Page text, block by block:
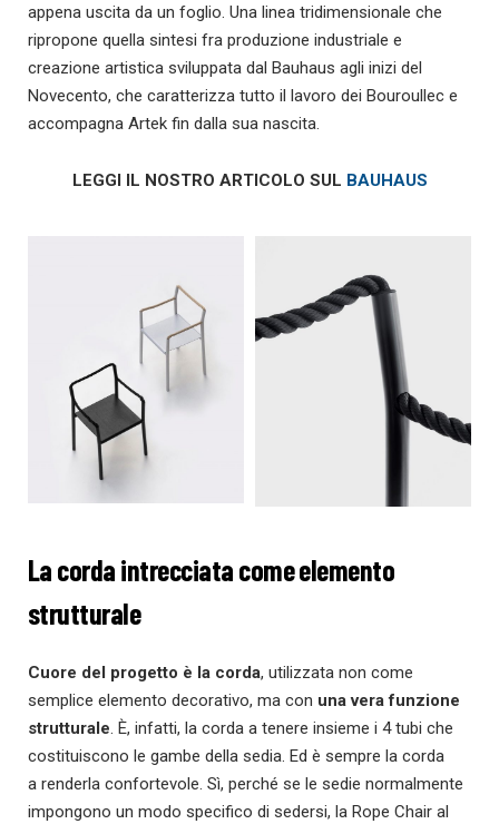
appena uscita da un foglio. Una linea tridimensionale che
ripropone quella sintesi fra produzione industriale e
creazione artistica sviluppata dal Bauhaus agli inizi del
Novecento, che caratterizza tutto il lavoro dei Bouroullec e
accompagna Artek fin dalla sua nascita.
LEGGI IL NOSTRO ARTICOLO SUL BAUHAUS
La corda intrecciata come elemento
strutturale
Cuore del progetto è la corda, utilizzata non come
semplice elemento decorativo, ma con una vera funzione
strutturale. È, infatti, la corda a tenere insieme i 4 tubi che
costituiscono le gambe della sedia. Ed è sempre la corda
a renderla confortevole. Sì, perché se le sedie normalmente
impongono un modo specifico di sedersi, la Rope Chair al